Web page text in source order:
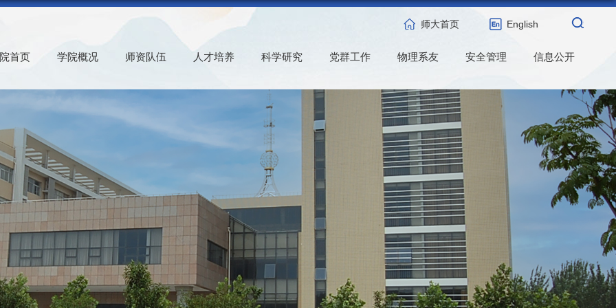
师大首页 English
首页 学院概况 师资队伍 人才培养 科学研究 党群工作 物理系友 安全管理 信息公开